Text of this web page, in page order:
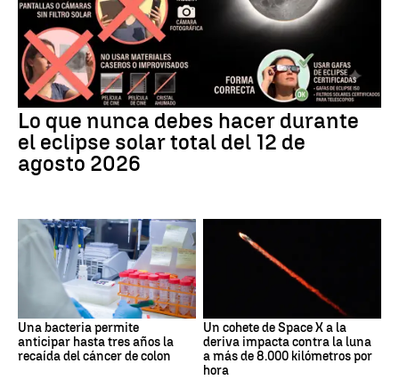
Lo que nunca debes hacer durante
el eclipse solar total del 12 de
agosto 2026
Una bacteria permite
anticipar hasta tres años la
recaída del cáncer de colon
Un cohete de Space X a la
deriva impacta contra la luna
a más de 8.000 kilómetros por
hora